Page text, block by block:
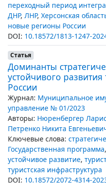
переходный период
ДНР, ЛНР, Херсонская
новые регионы России
DOI: 10.18572/1813-1247-
Статья
Доминанты
устойчивого
России
Журнал: Муниципальное
управление № 01/2023
Авторы: Нюренбергер
Петренко Никита
Ключевые слова:
Государственная программа,
устойчивое развитие,
туристская инфраструктура
DOI: 10.18572/2072-4314-